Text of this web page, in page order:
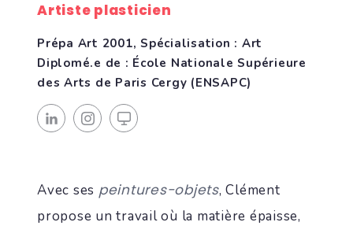
Artiste plasticien
Prépa Art 2001, Spécialisation : Art
Diplomé.e de : École Nationale Supérieure
des Arts de Paris Cergy (ENSAPC)
Avec ses peintures-objets, Clément
propose un travail où la matière épaisse,